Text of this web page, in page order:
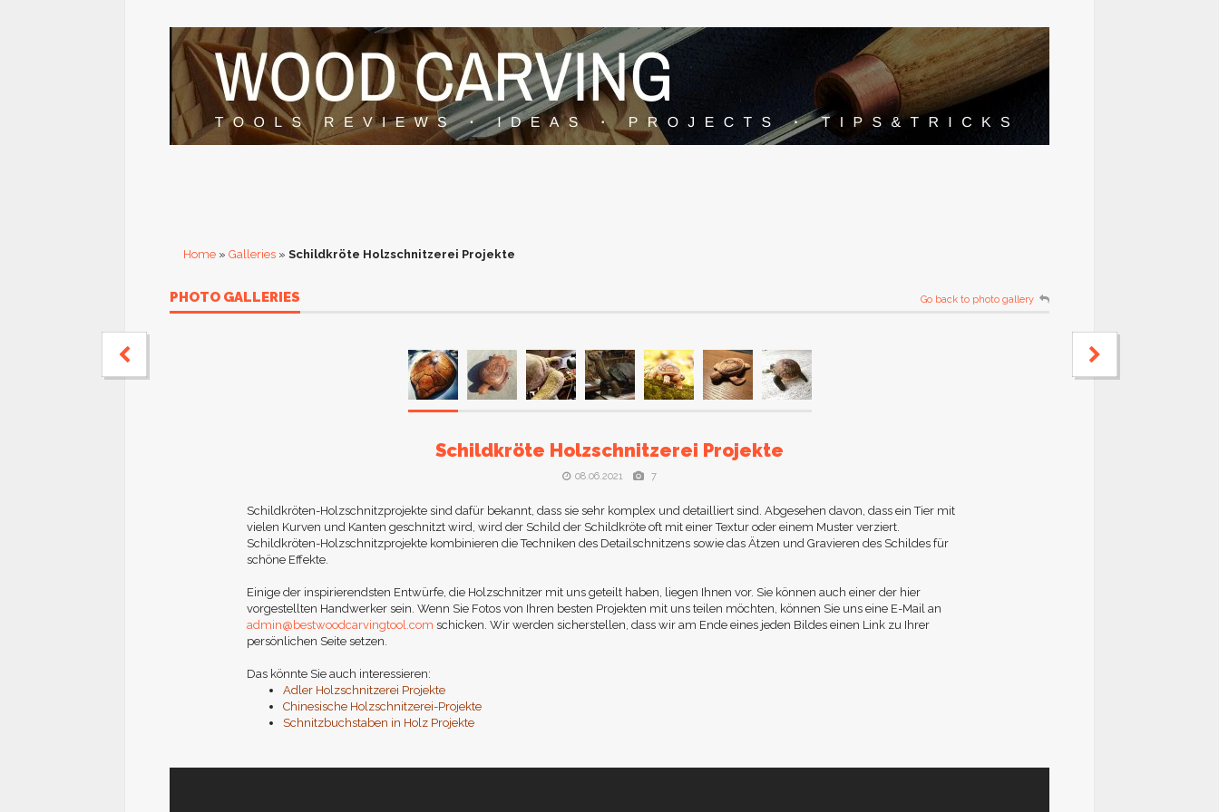
Home » Galleries » Schildkröte Holzschnitzerei Projekte
PHOTO GALLERIES Go back to photo gallery
Schildkröte Holzschnitzerei Projekte
08.06.2021 7
Schildkröten-Holzschnitzprojekte sind dafür bekannt, dass sie sehr komplex und detailliert sind. Abgesehen davon, dass ein Tier mit
vielen Kurven und Kanten geschnitzt wird, wird der Schild der Schildkröte oft mit einer Textur oder einem Muster verziert.
Schildkröten-Holzschnitzprojekte kombinieren die Techniken des Detailschnitzens sowie das Ätzen und Gravieren des Schildes für
schöne Effekte.
Einige der inspirierendsten Entwürfe, die Holzschnitzer mit uns geteilt haben, liegen Ihnen vor. Sie können auch einer der hier
vorgestellten Handwerker sein. Wenn Sie Fotos von Ihren besten Projekten mit uns teilen möchten, können Sie uns eine E-Mail an
admin@bestwoodcarvingtool.com schicken. Wir werden sicherstellen, dass wir am Ende eines jeden Bildes einen Link zu Ihrer
persönlichen Seite setzen.
Das könnte Sie auch interessieren:
Adler Holzschnitzerei Projekte
Chinesische Holzschnitzerei-Projekte
Schnitzbuchstaben in Holz Projekte